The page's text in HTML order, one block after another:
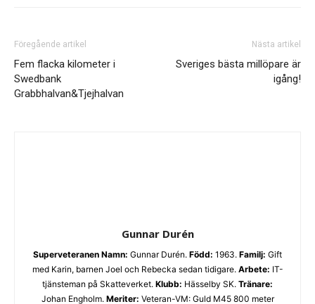
Föregående artikel
Fem flacka kilometer i
Swedbank
Grabbhalvan&Tjejhalvan
Nästa artikel
Sveriges bästa millöpare är
igång!
Gunnar Durén
Superveteranen Namn: Gunnar Durén. Född: 1963. Familj: Gift
med Karin, barnen Joel och Rebecka sedan tidigare. Arbete: IT-
tjänsteman på Skatteverket. Klubb: Hässelby SK. Tränare:
Johan Engholm. Meriter: Veteran-VM: Guld M45 800 meter